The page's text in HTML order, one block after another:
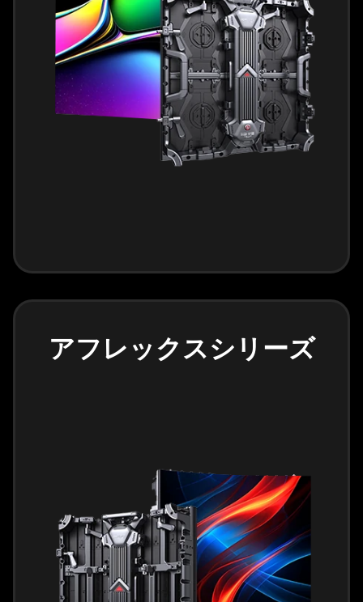
アフレックスシリーズ